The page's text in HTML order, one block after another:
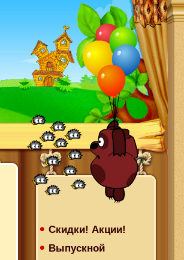
Скидки! Акции!
Выпускной